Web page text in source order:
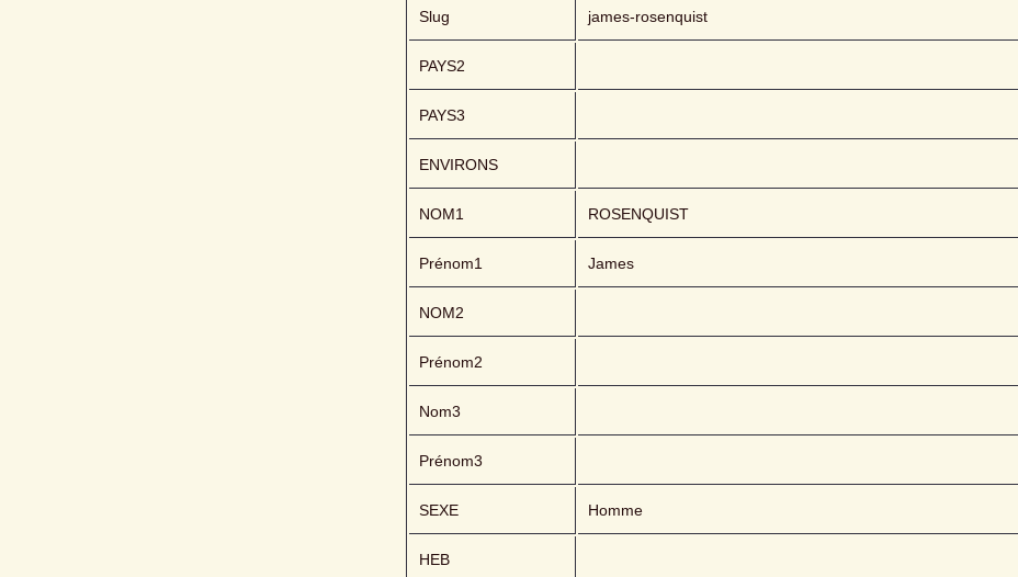
Slug james-rosenquist
PAYS2
PAYS3
ENVIRONS
NOM1 ROSENQUIST
Prénom1 James
NOM2
Prénom2
Nom3
Prénom3
SEXE Homme
HEB